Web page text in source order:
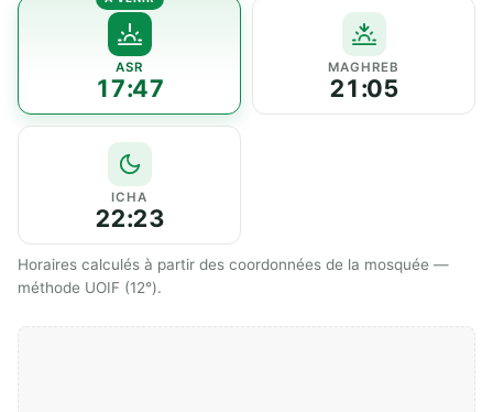
ASR
17:47
MAGHREB
21:05
ICHA
22:23
Horaires calculés à partir des coordonnées de la mosquée —
méthode UOIF (12°).